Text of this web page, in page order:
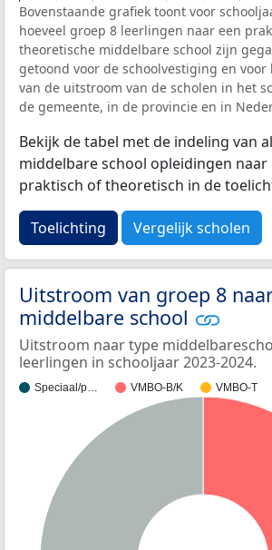
Bovenstaande grafiek toont voor
hoeveel groep 8 leerlingen naar een
theoretische middelbare school zijn
getoond voor de schoolvestiging en
van de uitstroom van de scholen in het
de gemeente, in de provincie en in
Bekijk de tabel met de indeling van
middelbare school opleidingen naar
praktisch of theoretisch in de
Toelichting Vergelijk scholen
Uitstroom van groep 8
middelbare school
Uitstroom naar type
leerlingen in schooljaar 2023-2024.
Speciaal/p… VMBO-B/K VMBO-T